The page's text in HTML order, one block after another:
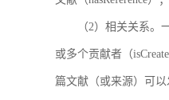
（2）相关关系
或多个贡献者（
篇文献（或来源）可